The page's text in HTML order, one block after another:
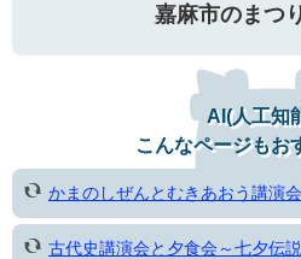
嘉麻市のまつ
AI(人工知
こんなページもお
かまのしぜんとむきあおう講演会
古代史講演会と夕食会～七夕伝説